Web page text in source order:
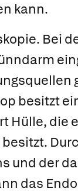
kann.
Bei
besitzt
Hülle, die
und der
das